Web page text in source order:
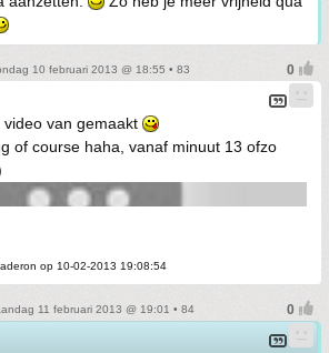
10 februari 2013 @ 18:55 • 83
van gemaakt
of course haha, vanaf minuut 13 ofzo
op 10-02-2013 19:08:54
11 februari 2013 @ 19:01 • 84